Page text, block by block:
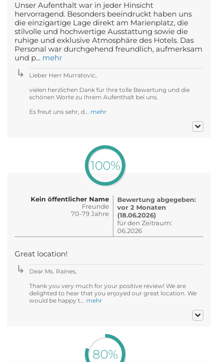
Unser Aufenthalt war in jeder Hinsicht
hervorragend. Besonders beeindruckt haben uns
die einzigartige Lage direkt am Marienplatz, die
stilvolle und hochwertige Ausstattung sowie die
ruhige und exklusive Atmosphäre des Hotels. Das
Personal war durchgehend freundlich, aufmerksam
und p... mehr
Lieber Herr Murratovic,
vielen herzlichen Dank für Ihre tolle Bewertung und die
schönen Worte zu Ihrem Aufenthalt bei uns.
Es freut uns sehr, d... mehr
100%
Kein öffentlicher Name
Freunde
70-79 Jahre
Bewertung abgegeben:
vor 2 Monaten
(18.06.2026)
für den Zeitraum:
06.2026
Great location!
Dear Ms. Raines,
Thank you very much for your positive review! We are
delighted to hear that you enjoyed our great location. We
would be happy t... mehr
80%